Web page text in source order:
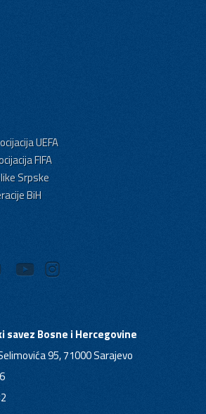
UEFA
FIFA
Srpske
BiH
Bosne i Hercegovine
95, 71000 Sarajevo